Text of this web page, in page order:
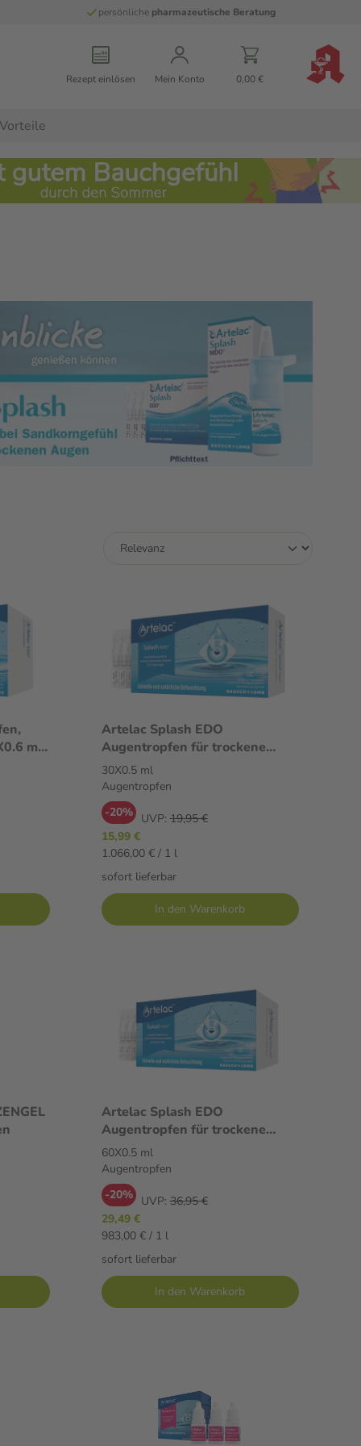
persönliche pharmazeutische Beratung
Rezept einlösen Mein Konto 0,00 €
Vorteile
ml
Artelac Splash EDO
Augentropfen für trockene
Augen 30X0.5 ml Augentropfen
30X0.5 ml
Augentropfen
-20% UVP: 19,95 €
15,99 €
1.066,00 € / 1 l
sofort lieferbar
In den Warenkorb
Artelac Splash EDO
Augentropfen für trockene
Augen 60X0.5 ml Augentropfen
60X0.5 ml
Augentropfen
-20% UVP: 36,95 €
29,49 €
983,00 € / 1 l
sofort lieferbar
In den Warenkorb